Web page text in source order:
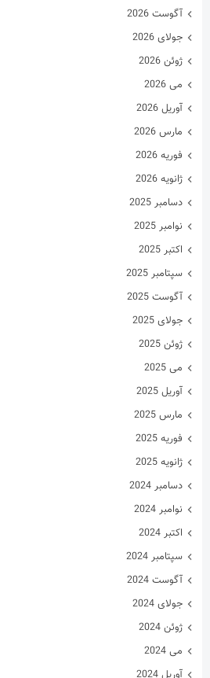
آگوست 2026
جولای 2026
ژوئن 2026
می 2026
آوریل 2026
مارس 2026
فوریه 2026
ژانویه 2026
دسامبر 2025
نوامبر 2025
اکتبر 2025
سپتامبر 2025
آگوست 2025
جولای 2025
ژوئن 2025
می 2025
آوریل 2025
مارس 2025
فوریه 2025
ژانویه 2025
دسامبر 2024
نوامبر 2024
اکتبر 2024
سپتامبر 2024
آگوست 2024
جولای 2024
ژوئن 2024
می 2024
آوریل 2024